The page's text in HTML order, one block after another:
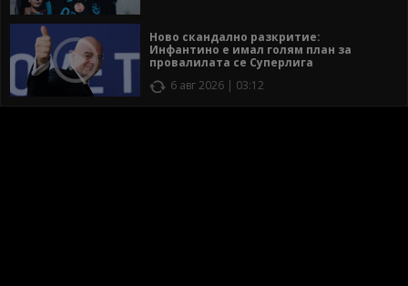
Ново скандално разкритие:
Инфантино е имал голям план за
провалилата се Суперлига
6 авг 2026 | 03:12